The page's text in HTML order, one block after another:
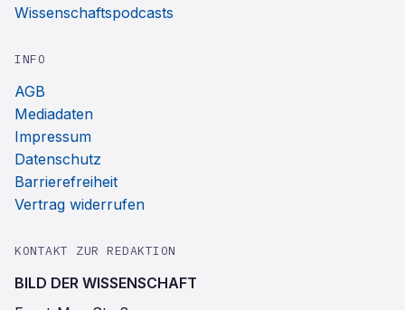
Wissenschaftspodcasts
INFO
AGB
Mediadaten
Impressum
Datenschutz
Barrierefreiheit
Vertrag widerrufen
KONTAKT ZUR REDAKTION
BILD DER WISSENSCHAFT